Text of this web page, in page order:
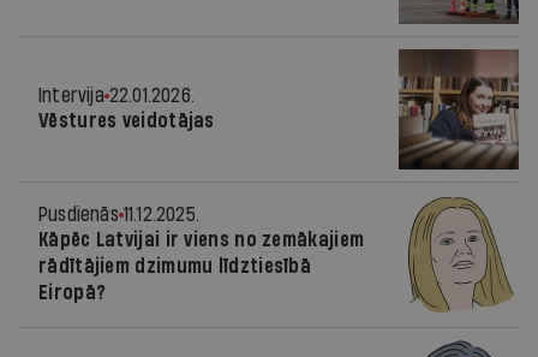
Intervija 22.01.2026.
Vēstures veidotājas
Pusdienās 11.12.2025.
Kāpēc Latvijai ir viens no zemākajiem
rādītājiem dzimumu līdztiesībā
Eiropā?